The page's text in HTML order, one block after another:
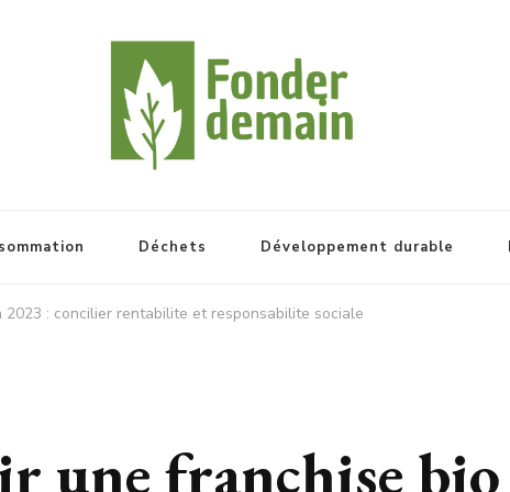
Déchets Développement durable
2023 : concilier rentabilite et responsabilite sociale
une franchise bio